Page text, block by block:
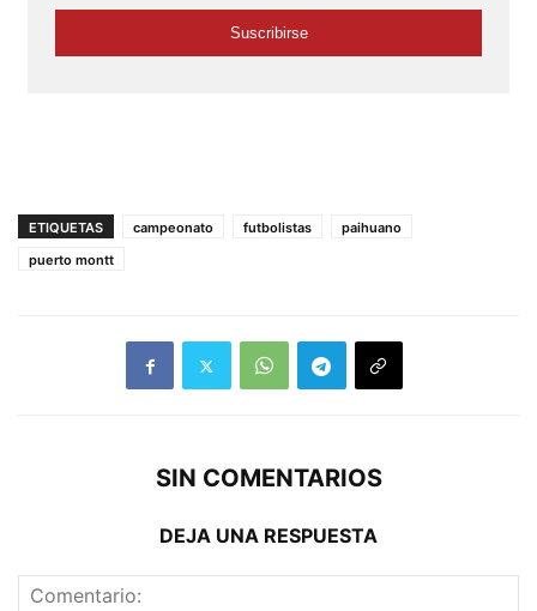
ETIQUETAS campeonato futbolistas
paihuano
puerto montt
SIN COMENTARIOS
DEJA UNA RESPUESTA